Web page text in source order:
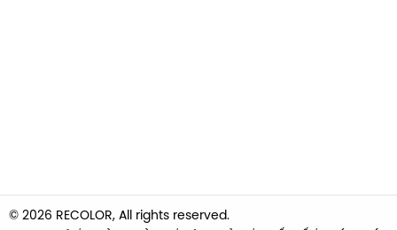
© 2026 RECOLOR, All rights reserved.